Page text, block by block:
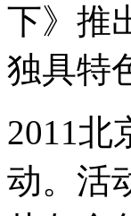
下》推
独具特
2011北
动。活